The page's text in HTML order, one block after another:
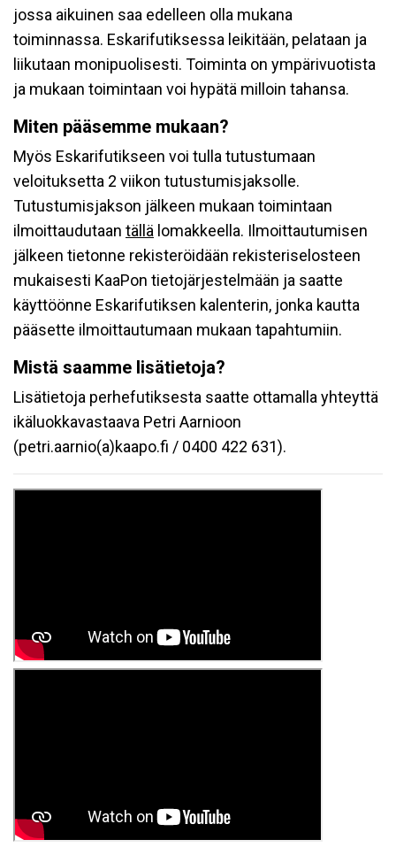
jossa aikuinen saa edelleen olla mukana
toiminnassa. Eskarifutiksessa leikitään, pelataan ja
liikutaan monipuolisesti. Toiminta on ympärivuotista
ja mukaan toimintaan voi hypätä milloin tahansa.
Miten pääsemme mukaan?
Myös Eskarifutikseen voi tulla tutustumaan
veloituksetta 2 viikon tutustumisjaksolle.
Tutustumisjakson jälkeen mukaan toimintaan
ilmoittaudutaan tällä lomakkeella. Ilmoittautumisen
jälkeen tietonne rekisteröidään rekisteriselosteen
mukaisesti KaaPon tietojärjestelmään ja saatte
käyttöönne Eskarifutiksen kalenterin, jonka kautta
pääsette ilmoittautumaan mukaan tapahtumiin.
Mistä saamme lisätietoja?
Lisätietoja perhefutiksesta saatte ottamalla yhteyttä
ikäluokkavastaava Petri Aarnioon
(petri.aarnio(a)kaapo.fi / 0400 422 631).